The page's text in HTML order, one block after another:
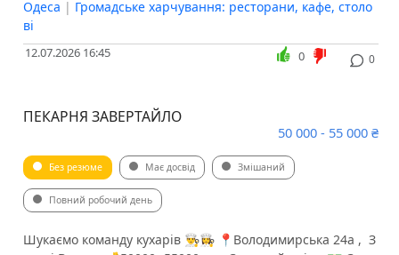
Одеса | Громадське харчування: ресторани, кафе, столо
ві
12.07.2026 16:45 0
0
ПЕКАРНЯ ЗАВЕРТАЙЛО
50 000 - 55 000 ₴
Без резюме Має досвід Змішаний
Повний робочий день
Шукаємо команду кухарів 👨‍🍳👩‍🍳 📍Володимирська 24а , ️ З